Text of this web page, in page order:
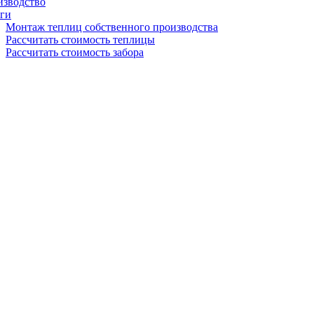
Монтаж теплиц собственного производства
Рассчитать стоимость теплицы
Рассчитать стоимость забора